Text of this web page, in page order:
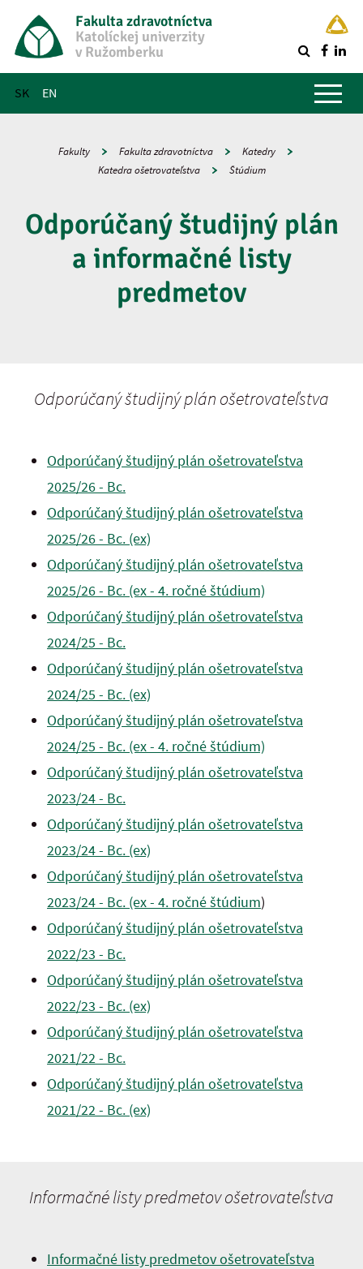
Fakulta zdravotníctva
Katolíckej univerzity
v Ružomberku
SK EN
Hlavné menu
Fakulty Fakulta zdravotníctva
Katedry
Katedra ošetrovateľstva
Štúdium
Odporúčaný študijný plán
a informačné listy
predmetov
Odporúčaný študijný plán ošetrovateľstva
Odporúčaný študijný plán ošetrovateľstva
2025/26 - Bc.
Odporúčaný študijný plán ošetrovateľstva
2025/26 - Bc. (ex)
Odporúčaný študijný plán ošetrovateľstva
2025/26 - Bc. (ex - 4. ročné štúdium)
Odporúčaný študijný plán ošetrovateľstva
2024/25 - Bc.
Odporúčaný študijný plán ošetrovateľstva
2024/25 - Bc. (ex)
Odporúčaný študijný plán ošetrovateľstva
2024/25 - Bc. (ex - 4. ročné štúdium)
Odporúčaný študijný plán ošetrovateľstva
2023/24 - Bc.
Odporúčaný študijný plán ošetrovateľstva
2023/24 - Bc. (ex)
Odporúčaný študijný plán ošetrovateľstva
2023/24 - Bc. (ex - 4. ročné štúdium)
Odporúčaný študijný plán ošetrovateľstva
2022/23 - Bc.
Odporúčaný študijný plán ošetrovateľstva
2022/23 - Bc. (ex)
Odporúčaný študijný plán ošetrovateľstva
2021/22 - Bc.
Odporúčaný študijný plán ošetrovateľstva
2021/22 - Bc. (ex)
Informačné listy predmetov ošetrovateľstva
Informačné listy predmetov ošetrovateľstva